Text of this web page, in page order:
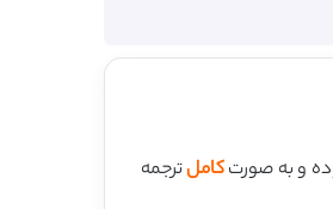
و به صورتکاملترجمه